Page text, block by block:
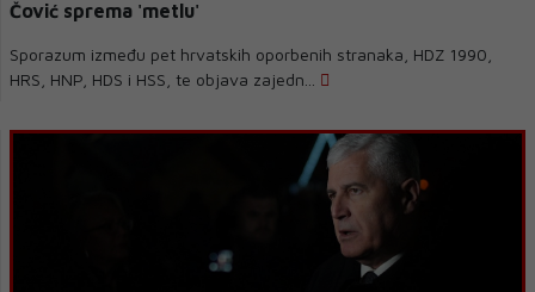
Čović sprema 'metlu'
Sporazum između pet hrvatskih oporbenih stranaka, HDZ 1990,
HRS, HNP, HDS i HSS, te objava zajedn...